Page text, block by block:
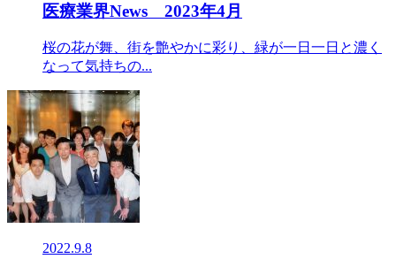
医療業界News 2023年4月
桜の花が舞、街を艶やかに彩り、緑が一日一日と濃く
なって気持ちの...
2022.9.8